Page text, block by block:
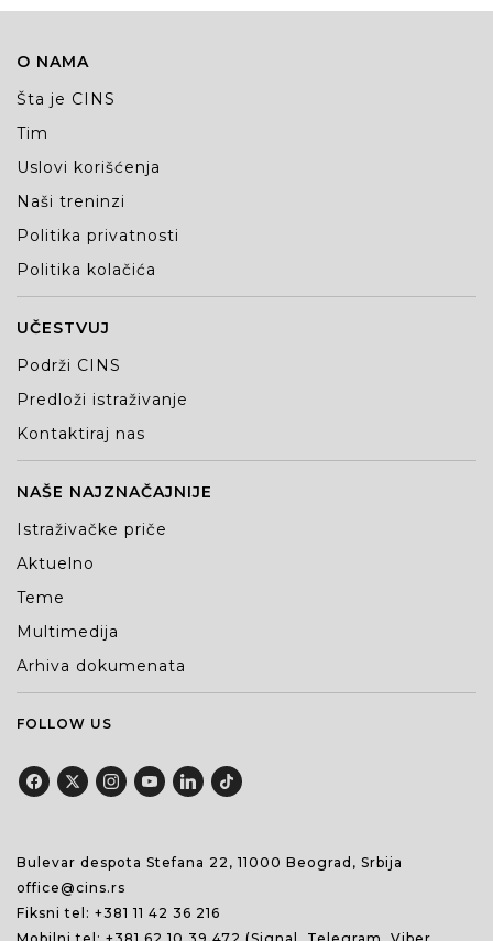
O NAMA
Šta je CINS
Tim
Uslovi korišćenja
Naši treninzi
Politika privatnosti
Politika kolačića
UČESTVUJ
Podrži CINS
Predloži istraživanje
Kontaktiraj nas
NAŠE NAJZNAČAJNIJE
Istraživačke priče
Aktuelno
Teme
Multimedija
Arhiva dokumenata
FOLLOW US
Bulevar despota Stefana 22, 11000 Beograd, Srbija
office@cins.rs
Fiksni tel: +381 11 42 36 216